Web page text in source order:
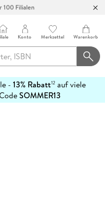
100 Filialen
Konto Merkzettel Warenkorb
- 13% Rabatt12 auf viele
SOMMER13